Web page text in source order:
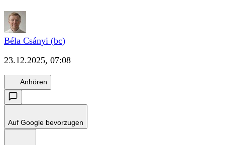
Béla Csányi (bc)
23.12.2025, 07:08
Anhören
Auf Google bevorzugen